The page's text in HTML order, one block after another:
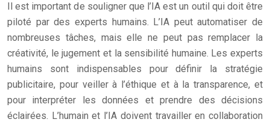
Il est important de souligner que l’IA est un outil qui doit être
piloté par des experts humains. L’IA peut automatiser de
nombreuses tâches, mais elle ne peut pas remplacer la
créativité, le jugement et la sensibilité humaine. Les experts
humains sont indispensables pour définir la stratégie
publicitaire, pour veiller à l’éthique et à la transparence, et
pour interpréter les données et prendre des décisions
éclairées. L’humain et l’IA doivent travailler en collaboration